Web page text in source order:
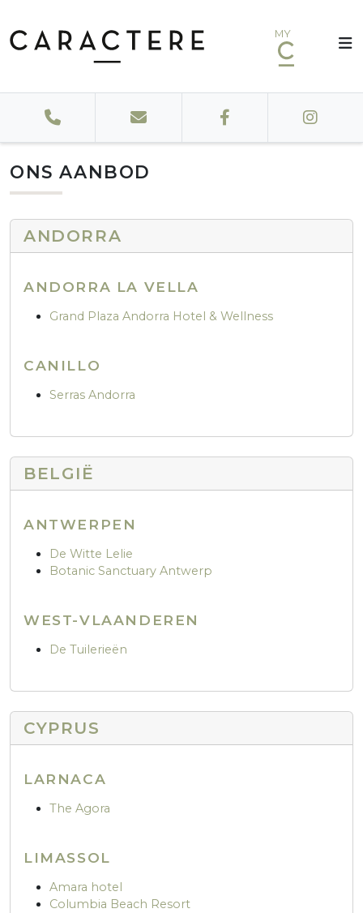
MY
ONS AANBOD
ANDORRA
ANDORRA LA VELLA
Grand Plaza Andorra Hotel & Wellness
CANILLO
Serras Andorra
BELGIË
ANTWERPEN
De Witte Lelie
Botanic Sanctuary Antwerp
WEST-VLAANDEREN
De Tuilerieën
CYPRUS
LARNACA
The Agora
LIMASSOL
Amara hotel
Columbia Beach Resort